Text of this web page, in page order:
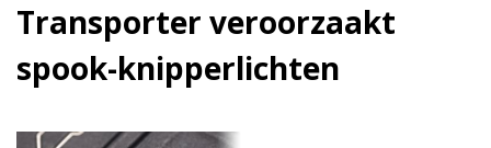
Transporter veroorzaakt
spook-knipperlichten